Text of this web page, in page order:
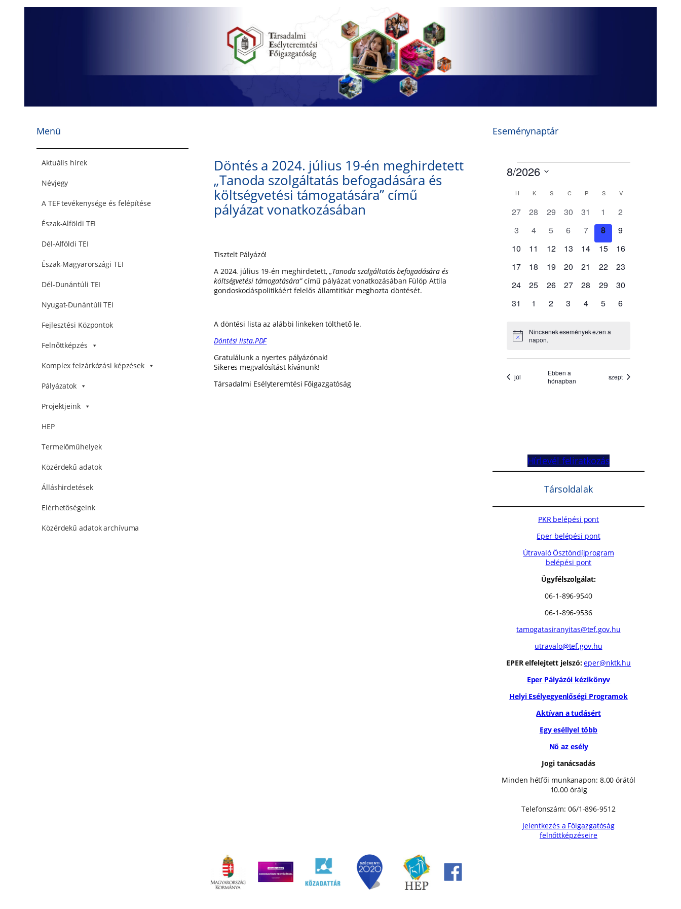
Menü
Aktuális hírek
Névjegy
A TEF tevékenysége és felépítése
Észak-Alföldi TEI
Dél-Alföldi TEI
Észak-Magyarországi TEI
Dél-Dunántúli TEI
Nyugat-Dunántúli TEI
Fejlesztési Központok
Felnőttképzés
Komplex felzárkózási képzések
Pályázatok
Projektjeink
HEP
Termelőműhelyek
Közérdekű adatok
Álláshirdetések
Elérhetőségeink
Közérdekű adatok archívuma
Döntés a 2024. július 19-én meghirdetett
„Tanoda szolgáltatás befogadására és
költségvetési támogatására” című
pályázat vonatkozásában
Tisztelt Pályázó!
A 2024. július 19-én meghirdetett, „Tanoda szolgáltatás befogadására és
költségvetési támogatására”című pályázat vonatkozásában Fülöp Attila
gondoskodáspolitikáért felelős államtitkár meghozta döntését.
A döntési lista az alábbi linkeken tölthető le.
Döntési lista.PDF
Gratulálunk a nyertes pályázónak!
Sikeres megvalósítást kívánunk!
Társadalmi Esélyteremtési Főigazgatóság
Eseménynaptár
Hírlevél feliratkozás
Társoldalak
PKR belépési pont
Eper belépési pont
Útravaló Ösztöndíjprogram
belépési pont
Ügyfélszolgálat:
06-1-896-9540
06-1-896-9536
tamogatasiranyitas@tef.gov.hu
utravalo@tef.gov.hu
EPER elfelejtett jelszó: eper@nktk.hu
Eper Pályázói kézikönyv
Helyi Esélyegyenlőségi Programok
Aktívan a tudásért
Egy eséllyel több
Nő az esély
Jogi tanácsadás
Minden hétfői munkanapon: 8.00 órától
10.00 óráig
Telefonszám: 06/1-896-9512
Jelentkezés a Főigazgatóság
felnőttképzéseire